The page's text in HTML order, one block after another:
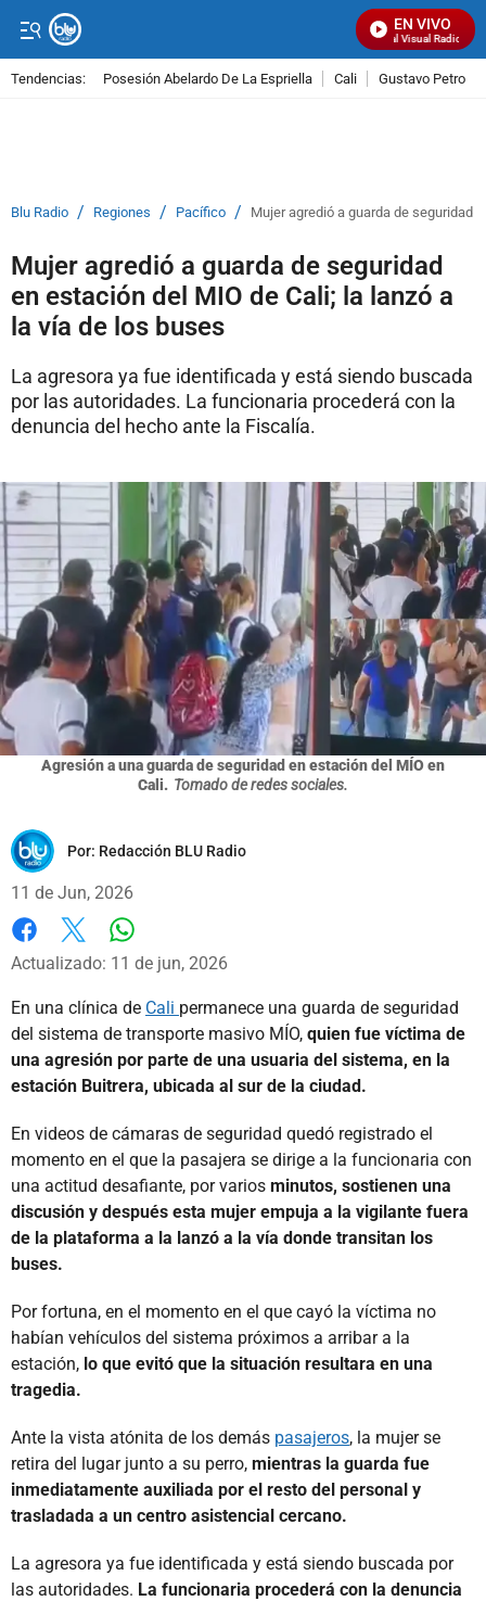
EN VIVO
Señal Visual Radio
Tendencias: Posesión Abelardo De La Espriella Cali Gustavo Petro
Blu Radio / Regiones / Pacífico / Mujer agredió a guarda de seguridad
Mujer agredió a guarda de seguridad
en estación del MIO de Cali; la lanzó a
la vía de los buses
La agresora ya fue identificada y está siendo buscada
por las autoridades. La funcionaria procederá con la
denuncia del hecho ante la Fiscalía.
Agresión a una guarda de seguridad en estación del MÍO en
Cali. Tomado de redes sociales.
Por: Redacción BLU Radio
11 de Jun, 2026
Facebook
X
Actualizado: 11 de jun, 2026
En una clínica de Cali permanece una guarda de seguridad
del sistema de transporte masivo MÍO, quien fue víctima de
una agresión por parte de una usuaria del sistema, en la
estación Buitrera, ubicada al sur de la ciudad.
En videos de cámaras de seguridad quedó registrado el
momento en el que la pasajera se dirige a la funcionaria con
una actitud desafiante, por varios minutos, sostienen una
discusión y después esta mujer empuja a la vigilante fuera
de la plataforma a la lanzó a la vía donde transitan los
buses.
Por fortuna, en el momento en el que cayó la víctima no
habían vehículos del sistema próximos a arribar a la
estación, lo que evitó que la situación resultara en una
tragedia.
Ante la vista atónita de los demás pasajeros, la mujer se
retira del lugar junto a su perro, mientras la guarda fue
inmediatamente auxiliada por el resto del personal y
trasladada a un centro asistencial cercano.
La agresora ya fue identificada y está siendo buscada por
las autoridades. La funcionaria procederá con la denuncia